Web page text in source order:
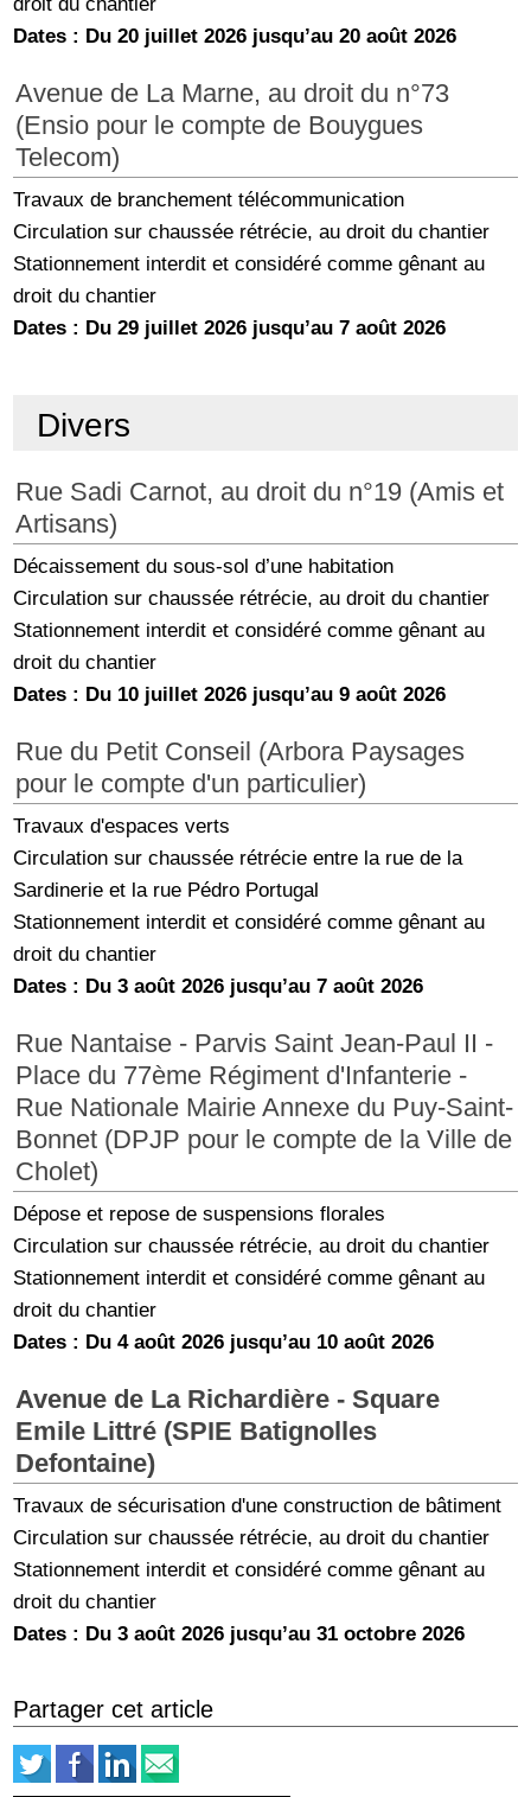
Dates : Du 20 juillet 2026 jusqu’au 20 août 2026
Avenue de La Marne, au droit du n°73
(Ensio pour le compte de Bouygues
Telecom)
Travaux de branchement télécommunication
Circulation sur chaussée rétrécie, au droit du chantier
Stationnement interdit et considéré comme gênant au
droit du chantier
Dates : Du 29 juillet 2026 jusqu’au 7 août 2026
Divers
Rue Sadi Carnot, au droit du n°19 (Amis et
Artisans)
Décaissement du sous-sol d’une habitation
Circulation sur chaussée rétrécie, au droit du chantier
Stationnement interdit et considéré comme gênant au
droit du chantier
Dates : Du 10 juillet 2026 jusqu’au 9 août 2026
Rue du Petit Conseil (Arbora Paysages
pour le compte d'un particulier)
Travaux d'espaces verts
Circulation sur chaussée rétrécie entre la rue de la
Sardinerie et la rue Pédro Portugal
Stationnement interdit et considéré comme gênant au
droit du chantier
Dates : Du 3 août 2026 jusqu’au 7 août 2026
Rue Nantaise - Parvis Saint Jean-Paul II -
Place du 77ème Régiment d'Infanterie -
Rue Nationale Mairie Annexe du Puy-Saint-
Bonnet (DPJP pour le compte de la Ville de
Cholet)
Dépose et repose de suspensions florales
Circulation sur chaussée rétrécie, au droit du chantier
Stationnement interdit et considéré comme gênant au
droit du chantier
Dates : Du 4 août 2026 jusqu’au 10 août 2026
Avenue de La Richardière - Square
Emile Littré (SPIE Batignolles
Defontaine)
Travaux de sécurisation d'une construction de bâtiment
Circulation sur chaussée rétrécie, au droit du chantier
Stationnement interdit et considéré comme gênant au
droit du chantier
Dates : Du 3 août 2026 jusqu’au 31 octobre 2026
Partager cet article